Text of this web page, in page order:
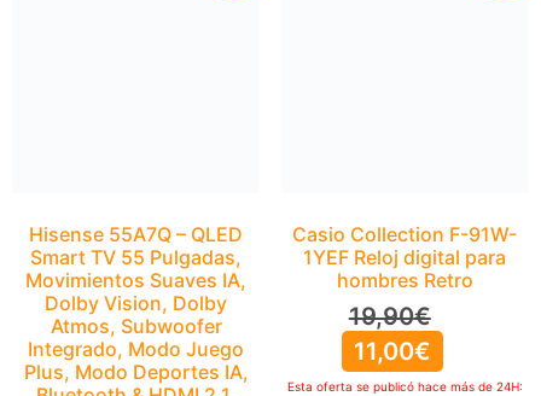
346,28€
IR A OFERTA
Esta oferta se publicó hace más de 24H:
Puede que la oferta ya no continue
activa, se haya agotado el stock o haya
caducado. Por favor, compruebelo
manualmente
Casio Collection F-91W-
1YEF Reloj digital para
hombres Retro
19,90€
11,00€
Esta oferta se publicó hace más de 24H: